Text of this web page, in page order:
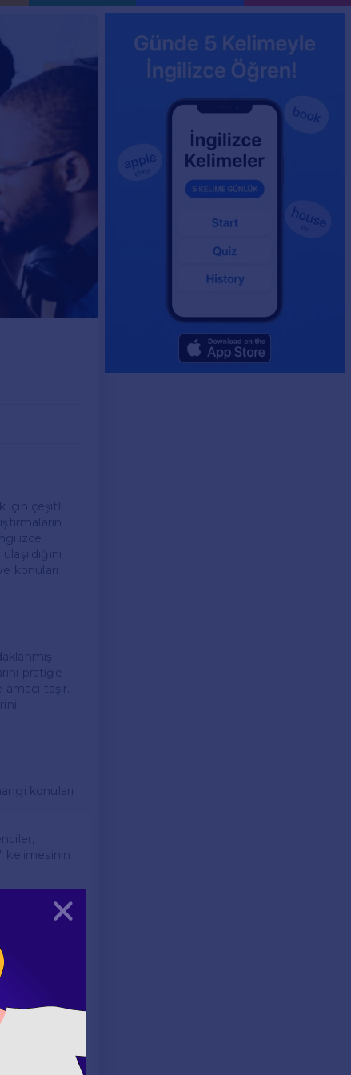
için çeşitli
konuları
pratiğe
taşır.
konuları
kelimesinin
to school
zaman
Metin,
Örnek bir
"My best
dilin aktif
Kapat